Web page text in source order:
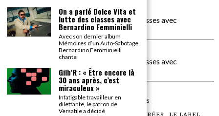
carte noire negra à l'o tiededans
On a parlé Dolce Vita et lutte des classes avec
Bernardino Femminielli
moise et son mascarédans
On a parlé Dolce Vita et lutte des classes avec
Bernardino Femminielli
©2026TOUS DROITS RÉSERVÉS
LES ARTICLES LE MAGAZINE LES SOIRÉES LE LABEL
On a parlé Dolce Vita et
lutte des classes avec
Bernardino Femminielli
Avec son dernier album
Mémoires d’un Auto-Sabotage,
Bernardino Femminielli
chante
Gilb’R : « Être encore là
30 ans après, c’est
miraculeux »
Infatigable travailleur en
dilettante, le patron de
Versatile a décidé